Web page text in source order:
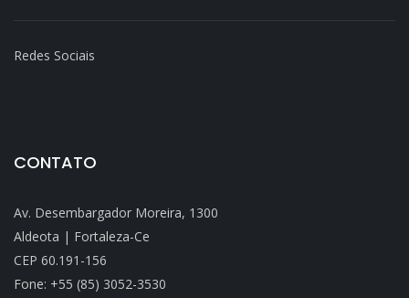
Redes Sociais
CONTATO
Av. Desembargador Moreira, 1300
Aldeota | Fortaleza-Ce
CEP 60.191-156
Fone: +55 (85) 3052-3530